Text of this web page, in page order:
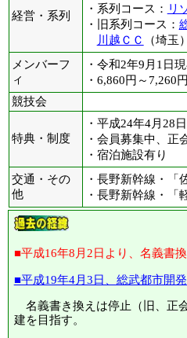
経営・系列
・系列コース： リ
・旧系列コース：
川越ＣＣ
（埼玉
メンバーフ
ィ
・令和2年9月1日
・6,860円～7,260
競技会
特典・制度
・平成24年4月28
・会員募集中、正
・宿泊施設有り
交通・その
他
・長野新幹線・「
・長野新幹線・「
■平成16年8月2日より、名義書
■平成19年4月3日、総武都市開
名義書き換えは停止（旧、正
建を目指す。